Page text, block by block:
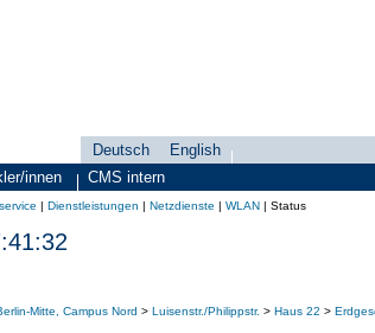
innen CMS intern
Sprachauswahl
Deutsch
English
search-menu
| Dienstleistungen | Netzdienste | WLAN | Status
Mitte, Campus Nord > Luisenstr./Philippstr. > Haus 22 >